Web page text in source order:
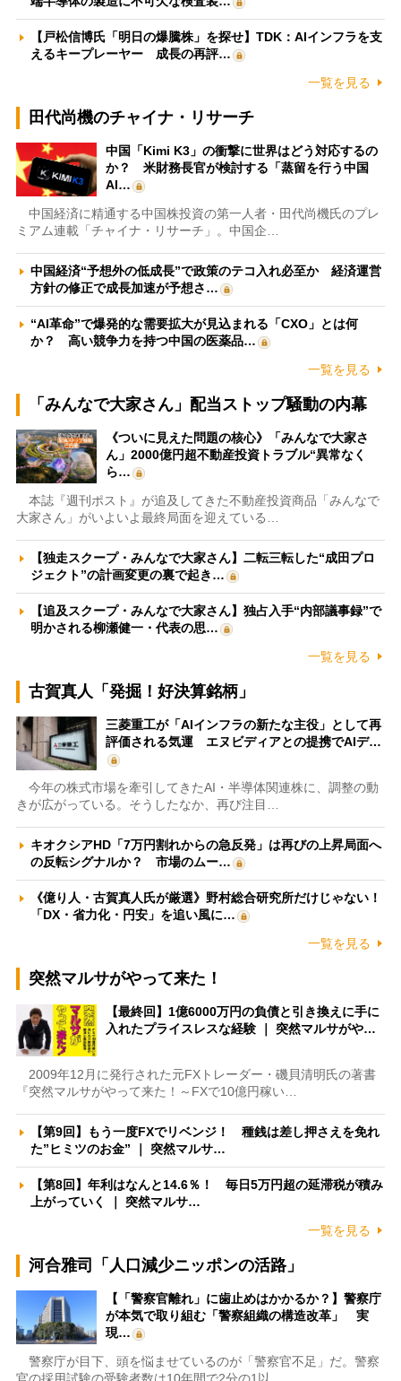
【戸松信博氏「明日の爆騰株」を探せ】TDK：AIインフラを支
えるキープレーヤー 成長の再評…
一覧を見る
田代尚機のチャイナ・リサーチ
中国「Kimi K3」の衝撃に世界はどう対応するの
か？ 米財務長官が検討する「蒸留を行う中国
AI…
中国経済に精通する中国株投資の第一人者・田代尚機氏のプレ
ミアム連載「チャイナ・リサーチ」。中国企…
中国経済“予想外の低成長”で政策のテコ入れ必至か 経済運営
方針の修正で成長加速が予想さ…
“AI革命”で爆発的な需要拡大が見込まれる「CXO」とは何
か？ 高い競争力を持つ中国の医薬品…
一覧を見る
「みんなで大家さん」配当ストップ騒動の内幕
《ついに見えた問題の核心》「みんなで大家さ
ん」2000億円超不動産投資トラブル“異常なく
ら…
本誌『週刊ポスト』が追及してきた不動産投資商品「みんなで
大家さん」がいよいよ最終局面を迎えている…
【独走スクープ・みんなで大家さん】二転三転した“成田プロ
ジェクト”の計画変更の裏で起き…
【追及スクープ・みんなで大家さん】独占入手“内部議事録”で
明かされる柳瀬健一・代表の思…
一覧を見る
古賀真人「発掘！好決算銘柄」
三菱重工が「AIインフラの新たな主役」として再
評価される気運 エヌビディアとの提携でAIデ…
今年の株式市場を牽引してきたAI・半導体関連株に、調整の動
きが広がっている。そうしたなか、再び注目…
キオクシアHD「7万円割れからの急反発」は再びの上昇局面へ
の反転シグナルか？ 市場のムー…
《億り人・古賀真人氏が厳選》野村総合研究所だけじゃない！
「DX・省力化・円安」を追い風に…
一覧を見る
突然マルサがやって来た！
【最終回】1億6000万円の負債と引き換えに手に
入れたプライスレスな経験 ｜ 突然マルサがや…
2009年12月に発行された元FXトレーダー・磯貝清明氏の著書
『突然マルサがやって来た！～FXで10億円稼い…
【第9回】もう一度FXでリベンジ！ 種銭は差し押さえを免れ
た”ヒミツのお金” ｜ 突然マルサ…
【第8回】年利はなんと14.6％！ 毎日5万円超の延滞税が積み
上がっていく ｜ 突然マルサ…
一覧を見る
河合雅司「人口減少ニッポンの活路」
【「警察官離れ」に歯止めはかかるか？】警察庁
が本気で取り組む「警察組織の構造改革」 実
現…
警察庁が目下、頭を悩ませているのが「警察官不足」だ。警察